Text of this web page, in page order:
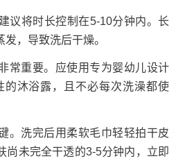
将时长控制在5-10分钟内。长
，导致洗后干燥。
重要。应使用专为婴幼儿设计
的沐浴露，且不必每次洗澡都使
洗完后用柔软毛巾轻轻拍干皮
尚未完全干透的3-5分钟内，立即